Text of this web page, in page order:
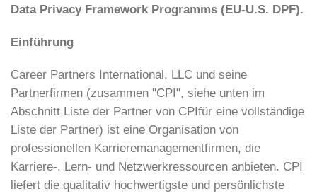
Data Privacy Framework Programms (EU-U.S. DPF).
Einführung
Career Partners International, LLC und seine
Partnerfirmen (zusammen "CPI", siehe unten im
Abschnitt Liste der Partner von CPIfür eine vollständige
Liste der Partner) ist eine Organisation von
professionellen Karrieremanagementfirmen, die
Karriere-, Lern- und Netzwerkressourcen anbieten. CPI
liefert die qualitativ hochwertigste und persönlichste